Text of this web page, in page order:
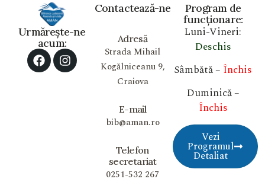
Program de
funcționare:
Luni-Vineri:
Deschis
Sâmbătă – Închis
Duminică –
Închis
Vezi
Programul
Detaliat
Contactează-ne
Adresă
Strada Mihail
Kogălniceanu 9,
Craiova
E-mail
bib@aman.ro
Telefon
secretariat
0251-532 267
Urmărește-ne
acum: